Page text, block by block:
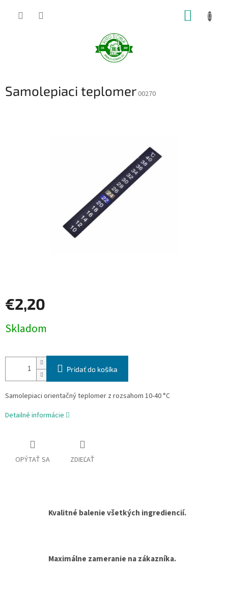
Samolepiaci teplomer 00270
€2,20
cena:
Skladom
Pridať do košíka
Samolepiaci orientačný teplomer z rozsahom 10-40 °C
Detailné informácie
OPÝTAŤ SA ZDIEĽAŤ
Kvalitné balenie všetkých ingrediencií.
Maximálne zameranie na zákazníka.